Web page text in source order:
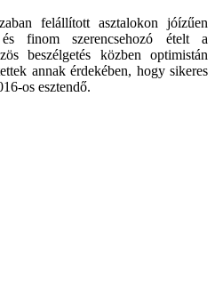
felállított asztalokon jóízűen
finom szerencsehozó ételt a
beszélgetés közben optimistán
annak érdekében, hogy sikeres
os esztendő.